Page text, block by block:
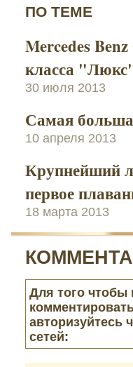
ПО ТЕМЕ
Mercedes
класса
30 июля 2013
Самая
10 апреля 2013
Крупнейший
первое
18 марта 2013
Для того чтобы
авторизуйтесь
сетей: